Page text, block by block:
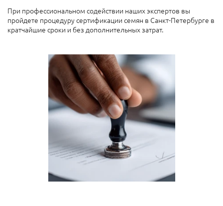
При профессиональном содействии наших экспертов вы
пройдете процедуру сертификации семян в Санкт-Петербурге в
кратчайшие сроки и без дополнительных затрат.